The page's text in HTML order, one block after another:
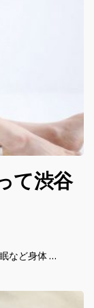
て渋谷
など身体 …